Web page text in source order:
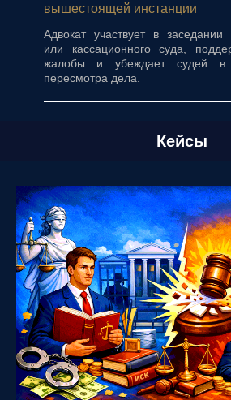
Адвокат участвует в заседании
или кассационного суда,
жалобы и убеждает судей в
пересмотра дела.
вышестоящей инстанции
Кейсы